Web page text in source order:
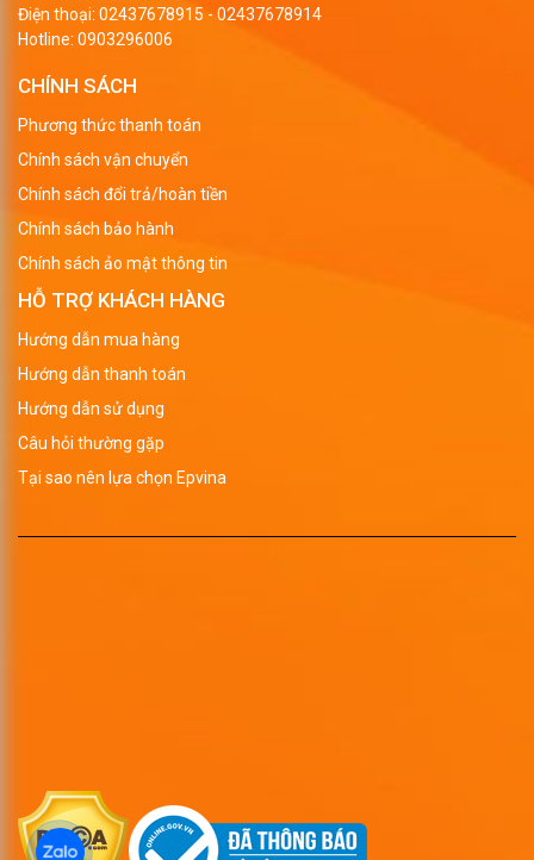
Điện thoại: 02437678915 - 02437678914
Hotline: 0903296006
CHÍNH SÁCH
Phương thức thanh toán
Chính sách vận chuyển
Chính sách đổi trả/hoàn tiền
Chính sách bảo hành
Chính sách ảo mật thông tin
HỖ TRỢ KHÁCH HÀNG
Hướng dẫn mua hàng
Hướng dẫn thanh toán
Hướng dẫn sử dụng
Câu hỏi thường gặp
Tại sao nên lựa chọn Epvina